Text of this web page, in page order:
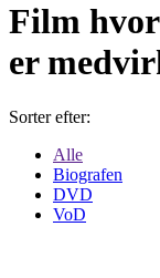
Film
er
Sorter efter:
Alle
Biografen
DVD
VoD